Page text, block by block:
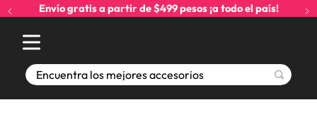
Envío gratis a partir de $499 pesos ¡a todo el país!
Encuentra los mejores accesorios